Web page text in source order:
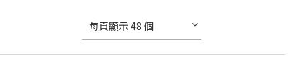
每頁顯示 48 個